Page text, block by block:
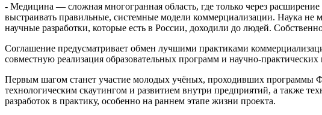
- Медицина — сложная многогранная область, где только через
выстраивать правильные, системные модели коммерциализации. Наука не
научные разработки, которые есть в России, доходили до людей.
Соглашение предусматривает обмен лучшими практиками
совместную реализация образовательных программ и научно-
Первым шагом станет участие молодых учёных, проходивших
технологическим скаутингом и развитием внутри предприятий, а также
разработок в практику, особенно на раннем этапе жизни проекта.